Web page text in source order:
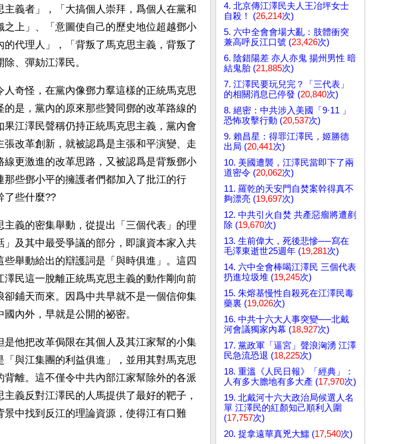
義者」，「大搞個人崇拜，爲個人在黨和
上」、「意圖使自己的歷史地位超越鄧小
代理人」，「背叛了馬克思主義，背叛了
、彈劾江澤民。
奇怪，在黨內像鄧力羣這樣的正統馬克思
是，黨內的原來那些贊同鄧的改革路線的
江澤民聲稱仍持正統馬克思主義，黨內會
改革創新，就被認爲是主張和平演變、走
更激進的改革思路，又被認爲是背叛鄧小
些鄧小平的擁護者們都加入了批江的行
了些什麼??
義的密集舉動，從提出「三個代表」的理
及其中最受爭議的部分，即讓資本家入共
舉動給出的辯護詞是「與時俱進」。這四
民這一脫離正統馬克思主義的動作剛向前
鋪天而來。因爲中共早就不是一個信仰集
內外，早就是公開的祕密。
他把改革侷限在其個人及其江家幫的小集
與江集團的利益俱進」，並用其對馬克思
離。這不僅令中共內部江家幫除外的各派
義反對江澤民的人馬提供了最好的靶子，
中找到反江的理論資源，使得江有口難
4. 北京傳江澤民夫人王冶坪女士
自殺！ (26,214次)
5. 六中全會會場大亂：肢體衝突
兼高呼反江口號 (23,426次)
6. 陰錯陽差 亦人亦鬼 揚州男性 暗
結鬼胎 (21,885次)
7. 江澤民要玩兒完？「三代表」
的相關消息已停發 (20,840次)
8. 絕密：中共涉入美國「9·11 」
恐怖攻擊行動 (20,537次)
9. 賴昌星：得罪江澤民，姬勝德
出局 (20,441次)
10. 美國遭襲，江澤民當即下了兩
道密令 (20,062次)
11. 羅乾的天安門自焚案幹得真不
夠漂亮 (19,697次)
12. 中共引火自焚 共產惡瘤將遭剷
除 (19,670次)
13. 生前偉大，死後悲慘──寫在
毛澤東逝世25週年 (19,281次)
14. 六中全會棒喝江澤民 三個代表
扔進垃圾堆 (19,245次)
15. 朱熔基慢性自殺死在江澤民毒
藥裏 (19,026次)
16. 中共十六大人事突變──北戴
河會議獨家內幕 (18,927次)
17. 黨政軍「逼宮」聲浪洶湧 江澤
民急流恐退 (18,225次)
18. 重溫《人民日報》「經典」：
人有多大膽地有多大產 (17,970次)
19. 北戴河十六大政治局候選人名
單 江澤民的紅顏知己順利入圍
(17,757次)
20. 捉拿遠華真兇大鱷 (17,540次)